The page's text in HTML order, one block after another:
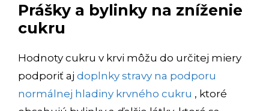
Prášky a bylinky na zníženie
cukru
Hodnoty cukru v krvi môžu do určitej miery
podporiť aj doplnky stravy na podporu
normálnej hladiny krvného cukru , ktoré